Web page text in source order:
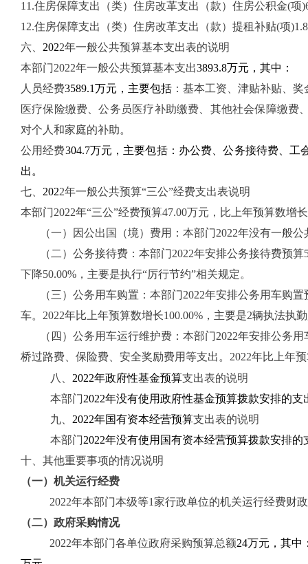
11.住房保障支出（类）住房改革支出（款）住房公积金(项
12.住房保障支出（类）住房改革支出（款）提租补贴(项
六、 2022年一般公共预算基本支出表的说明
本部门2022年一般公共预算基本支出3893.8万元，其中：
人员经费3589.1万元，主要包括 ： 基本工资、津贴补贴、
医疗保险缴费、公务员医疗补助缴费、其他社会保障缴
对个人和家庭的补助。
公用经费304.7万元，主要包括：办公费、公务接待费、
出。
七
2022年一般公共预算“三公”经费支出表说明
本部门2022年“三公”经费预算47.00万元，比上年预算数增
（一）因公出国（境）费用： 本部门2022年没有一般
（二）公务接待费： 本部门2022年安排公务接待费预
下降50.00%，主要是执行“厉行节约”相关规定。
（三）公务用车购置： 本部门2022年安排公务用车购
车。2022年比上年预算数增长100.00%，主要是2辆执法执
（四）公务用车运行维护费： 本部门2022年安排公务
桥过路费、保险费、安全奖励费用等支出。2022年比上年
八、 2022年政府性基金预算支出表的说明
本部门2022年没有使用政府性基金预算拨款安排的支
九、 2022年国有资本经营预算支出表的说明
本部门2022年没有使用国有资本经营预算拨款安排的
十 、其他重要事项的情况说明
（一）机关运行经费
2022年本部门本级等1家行政单位的机关运行经费财
（二）政府采购情况
2022年本部门各单位政府采购预算总额24万元，其中